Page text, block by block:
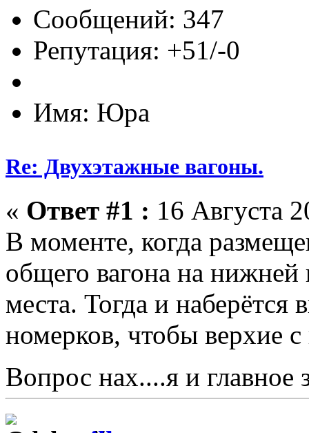
Сообщений: 347
Репутация: +51/-0
Имя: Юра
Re: Двухэтажные вагоны.
« Ответ #1 : 16 Августа
В моменте, когда
общего вагона на нижней
места. Тогда и наберётся
номерков, чтобы верхие
Вопрос нах....я и главное